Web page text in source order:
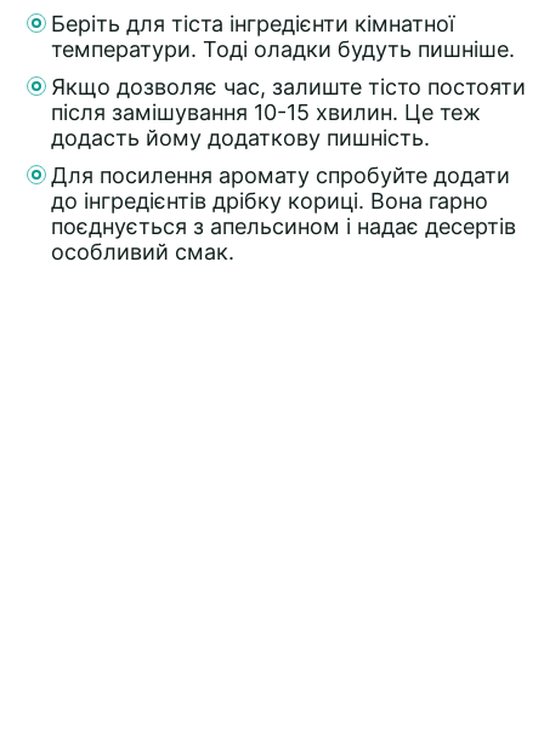
Беріть для тіста інгредієнти кімнатної
температури. Тоді оладки будуть пишніше.
Якщо дозволяє час, залиште тісто постояти
після замішування 10-15 хвилин. Це теж
додасть йому додаткову пишність.
Для посилення аромату спробуйте додати
до інгредієнтів дрібку кориці. Вона гарно
поєднується з апельсином і надає десертів
особливий смак.